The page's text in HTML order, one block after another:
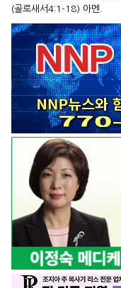
(골로새서4:1-18) 아멘.